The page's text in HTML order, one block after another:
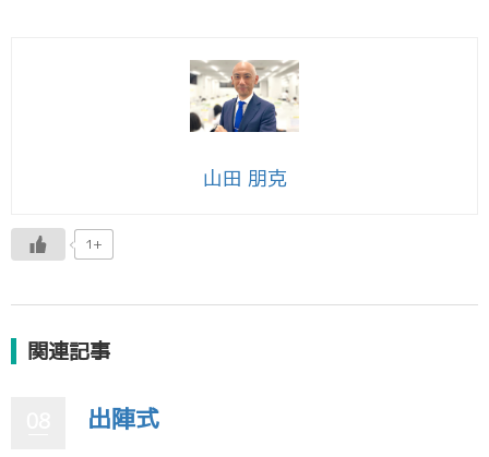
山田 朋克
1+
関連記事
出陣式